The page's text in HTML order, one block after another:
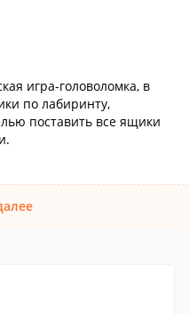
игра-головоломка, в
по лабиринту,
поставить все ящики